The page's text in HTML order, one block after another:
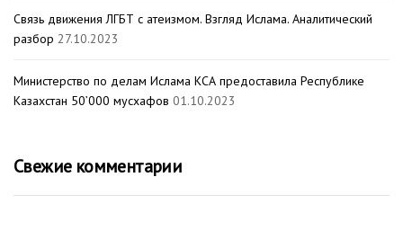
Связь движения ЛГБТ с атеизмом. Взгляд Ислама. Аналитический
разбор 27.10.2023
Министерство по делам Ислама КСА предоставила Республике
Казахстан 50’000 мусхафов 01.10.2023
Свежие комментарии